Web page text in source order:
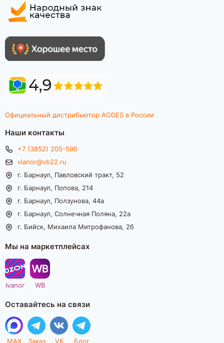
Официальный дистрибьютор AODES в России
Наши контакты
+7 (3852) 205-596
vianor@vb22.ru
г. Барнаул, Павловский тракт, 52
г. Барнаул, Попова, 214
г. Барнаул, Ползунова, 44а
г. Барнаул, Солнечная Поляна, 22а
г. Бийск, Михаила Митрофанова, 2б
Мы на маркетплейсах
Ivanor WB
Оставайтесь на связи
MAX Заказ VK Блог